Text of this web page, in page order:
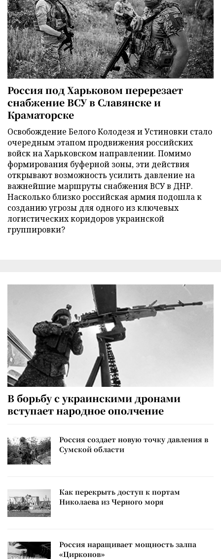
Россия под Харьковом перерезает
снабжение ВСУ в Славянске и
Краматорске
Освобождение Белого Колодезя и Устиновки стало
очередным этапом продвижения российских
войск на Харьковском направлении. Помимо
формирования буферной зоны, эти действия
открывают возможность усилить давление на
важнейшие маршруты снабжения ВСУ в ДНР.
Насколько близко российская армия подошла к
созданию угрозы для одного из ключевых
логистических коридоров украинской
группировки?
В борьбу с украинскими дронами
вступает народное ополчение
Россия создает новую точку давления в
Сумской области
Как перекрыть доступ к портам
Николаева из Черного моря
Россия наращивает мощность залпа
«Цирконов»